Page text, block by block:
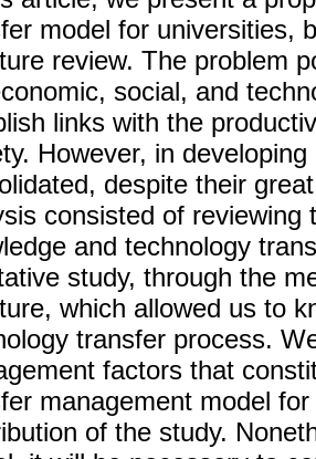
model for universities,
review. The problem
social, and
links with the
However, in
despite their
consisted of
and technology
study, through the
which allowed us to
transfer process.
factors that
management model
of the study.